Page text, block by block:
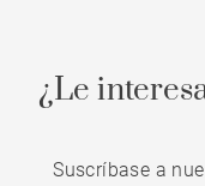
¿Le
Suscríbase a